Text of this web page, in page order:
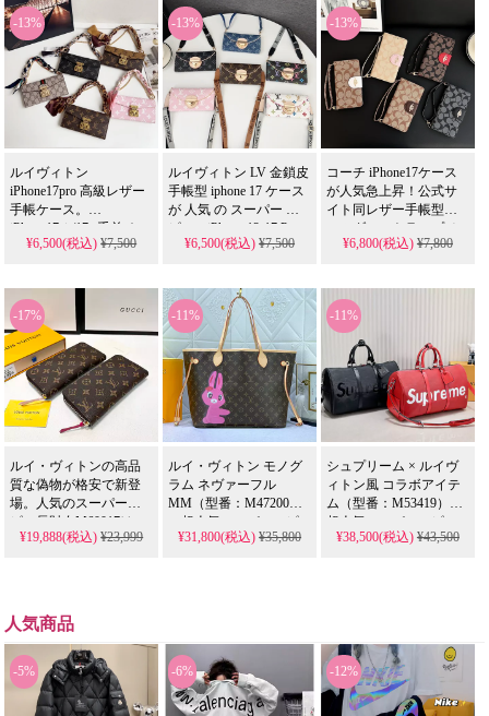
風 prada スマホケース
アイフォン
18/18pro/17pro/17pro max
携帯ケース 全機種対応
無料プレゼント
かわいい炭素繊維デザ
インが流行りのスタイ
ル、iPhone17ケースとし
て格安で手に入る。
iPhone16pro/15promaxケ
ースとしても使える優
れもの！
止 高品質
iphone17/17pro/17pro max
携帯ケース 全機種対応
-13%
ルイヴィトン
iPhone17pro 高級レザー
手帳ケース。
iPhone17air/17e 手首チェ
ーン付き落下防止。
ブランド。Galaxy
S26/S25 手帳型レディー
ス人気。流行り・耐衝
撃・防水。かわいい・
格安。おすすめiPhone17
ケース / 17プロプラスケ
ース。Galaxy S26/S25対
応。
¥6,500(税込)¥7,500
-13%
ルイヴィトン LV 金鎖皮
手帳型 iphone 17 ケース
が 人気 の スーパー コ
ピー。iPhone 12-17 Pro
Max & Samsung S23-S25
巧に再現。偽物 ながら
レザー素材の紙幣・小
銭収納機能付きケース
を 格安 で提供し、芸能
人 スタイルを手軽に取
り入れられます。
¥6,500(税込)¥7,500
-13%
コーチ iPhone17ケース
が人気急上昇！公式サ
イト同レザー手帳型シ
ョルダーストラップメ
タルロゴブランドロゴ
種対応。芸能人も注目
するかわいいコーチス
タイル、耐衝撃＆防水
機能で実用性抜群。格
安価格で
iPhone16pro/15promaxケ
ースとしてもおすすめ
の多機能アイテム！流
品。（手帳型ケース）
¥6,800(税込) ¥7,800
-17%
ルイ・ヴィトンの高品
質な偽物が格安で新登
場。人気のスーパーコ
ピー長財布M60017は、
定番モノグラムキャン
ーウォレットです。精
巧な仕上がりと実用的
な収納力を兼ね備え
た、日常使いに最適な
レプリカモデル。
¥19,888(税込)¥23,999
-11%
ルイ・ヴィトン モノグ
ラム ネヴァーフル
MM（型番：M47200）
の超人気スーパーコピ
ー、新品風レザー製ミ
¥31,800(税込)¥35,800
-11%
シュプリーム × ルイヴ
ィトン風 コラボアイテ
ム（型番：M53419）の
超人気スーパーコピ
ー、ラウンドファスナ
兼用、限定ブラックカ
ラー（サイズ：
45×27×20cm）の高品質
な仕上がりを再現した
¥38,500(税込) ¥43,500
人気商品
-5% -6% -12%